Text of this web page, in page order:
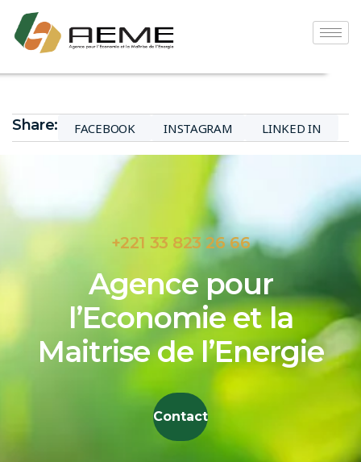
Share: FACEBOOK INSTAGRAM LINKED IN
+221 33 823 26 66
Agence pour
l’Economie et la
Maitrise de l’Energie
Contact